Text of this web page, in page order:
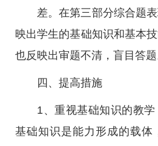
差。在第三部分综合题
映出学生的基础知识和基本
也反映出审题不清，盲目答题
四、提高措施
1、重视基础知识的教学
基础知识是能力形成的载体